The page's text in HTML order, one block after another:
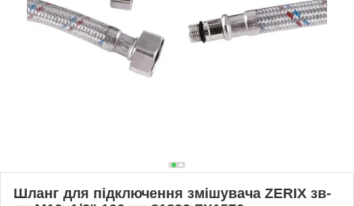
Шланг для підключення змішувача ZERIX зв-